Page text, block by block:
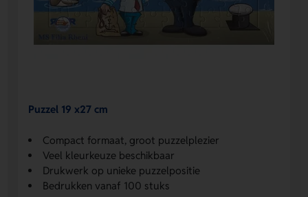
Puzzel 19 x27 cm
Compact formaat, groot puzzelplezier
Veel kleurkeuze beschikbaar
Drukwerk op unieke puzzelpositie
Bedrukken vanaf 100 stuks